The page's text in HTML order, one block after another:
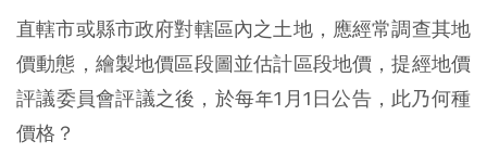
直轄市或縣市政府對轄區內之土地，應經常調查其地
價動態，繪製地價區段圖並估計區段地價，提經地價
評議委員會評議之後，於每年1月1日公告，此乃何種
價格？